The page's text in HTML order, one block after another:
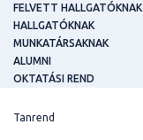
FELVETT HALLGATÓKNAK
HALLGATÓKNAK
MUNKATÁRSAKNAK
ALUMNI
OKTATÁSI REND
Tanrend